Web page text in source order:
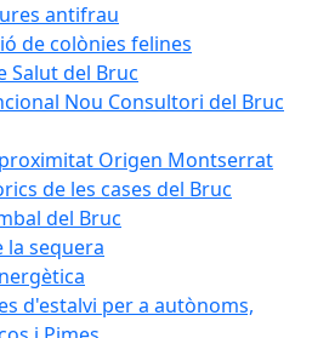
antifrau
de colònies felines
Salut del Bruc
Nou Consultori del Bruc
Origen Montserrat
de les cases del Bruc
del Bruc
la sequera
d'estalvi per a autònoms,